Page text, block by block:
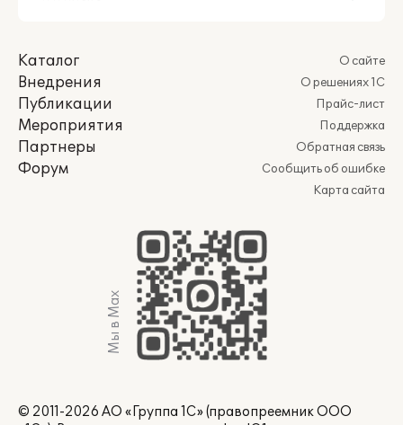
Каталог
Внедрения
Публикации
Мероприятия
Партнеры
Форум
О сайте
О решениях 1С
Прайс-лист
Поддержка
Обратная связь
Сообщить об ошибке
Карта сайта
Мы в Max
© 2011-2026 АО «Группа 1С» (правопреемник ООО